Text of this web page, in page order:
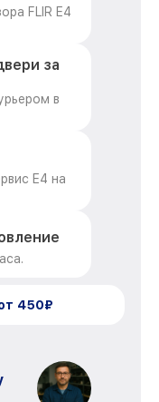
FLIR E4
за
в
E4 на
450₽